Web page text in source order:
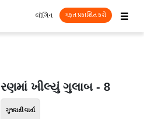
☰
લૉગિન મફત પ્રકાશિત કરો
રણમાં ખીલ્યું ગુલાબ - 8
ગુજરાતી વાર્તા